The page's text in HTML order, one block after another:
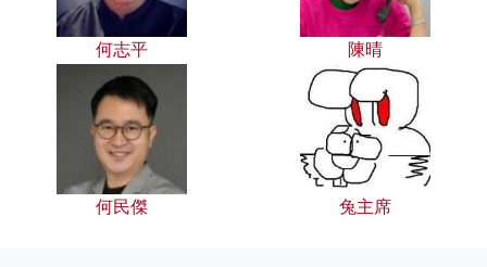
何志平 陳晴
何民傑 兔主席